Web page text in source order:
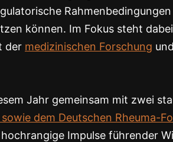
können. Im Fokus steht
der medizinischen Forschung
Jahr gemeinsam mit zwei
dem Deutschen Rheuma-
Impulse führender